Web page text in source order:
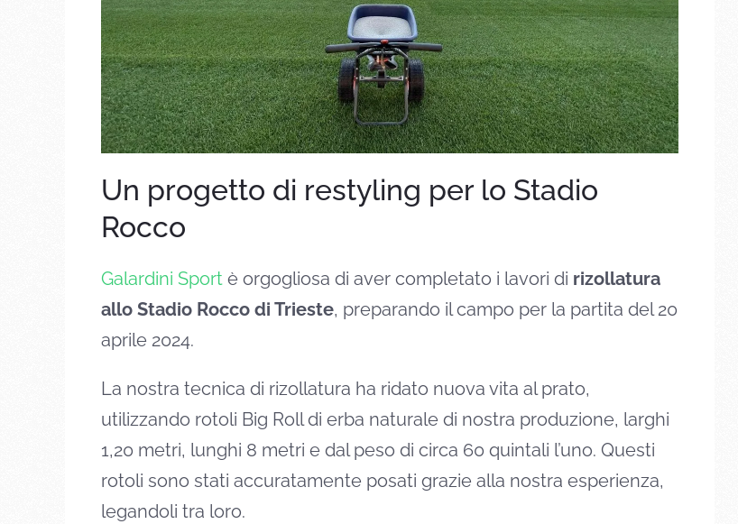
Un progetto di restyling per lo Stadio
Rocco
Galardini Sport è orgogliosa di aver completato i lavori di rizollatura
allo Stadio Rocco di Trieste, preparando il campo per la partita del 20
aprile 2024.
La nostra tecnica di rizollatura ha ridato nuova vita al prato,
utilizzando rotoli Big Roll di erba naturale di nostra produzione, larghi
1,20 metri, lunghi 8 metri e dal peso di circa 60 quintali l’uno. Questi
rotoli sono stati accuratamente posati grazie alla nostra esperienza,
legandoli tra loro.